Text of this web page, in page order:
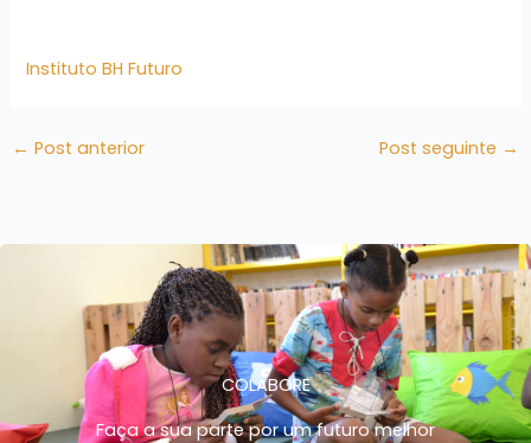
Instituto BH Futuro
← Post anterior Post seguinte →
COLABORE
Faça a sua parte por um futuro melhor